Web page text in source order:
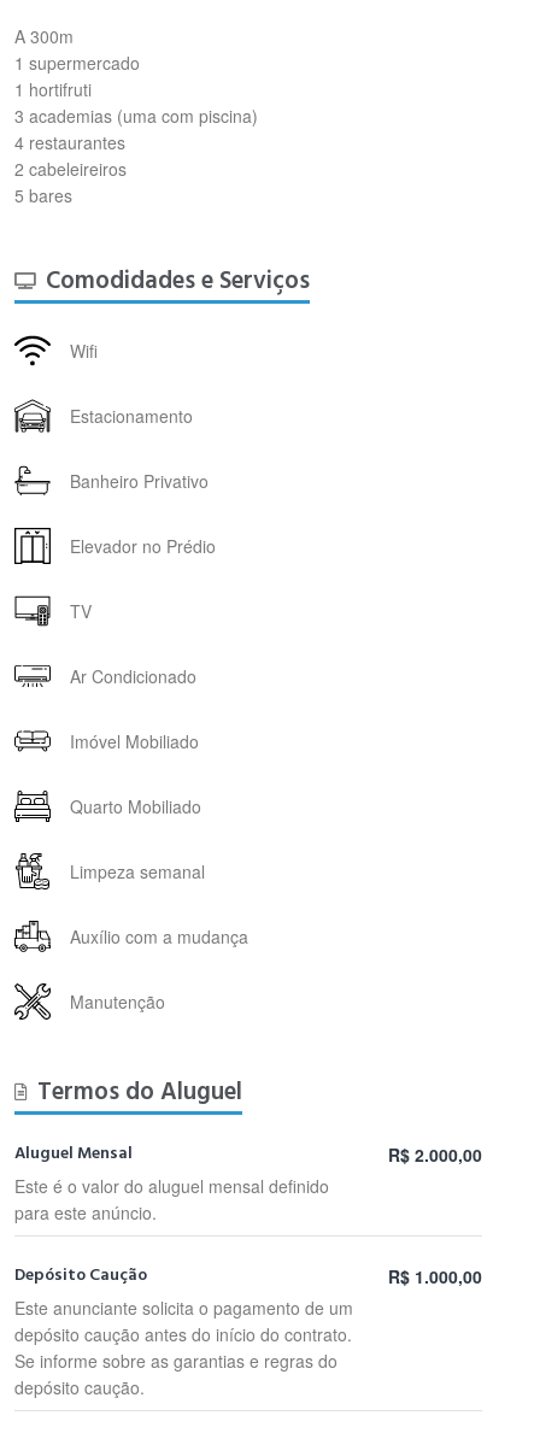
A 300m
1 supermercado
1 hortifruti
3 academias (uma com piscina)
4 restaurantes
2 cabeleireiros
5 bares
Comodidades e Serviços
Wifi
Estacionamento
Banheiro Privativo
Elevador no Prédio
TV
Ar Condicionado
Imóvel Mobiliado
Quarto Mobiliado
Limpeza semanal
Auxílio com a mudança
Manutenção
Termos do Aluguel
Aluguel Mensal
Este é o valor do aluguel mensal definido
para este anúncio.
R$ 2.000,00
Depósito Caução
Este anunciante solicita o pagamento de um
depósito caução antes do início do contrato.
Se informe sobre as garantias e regras do
depósito caução.
R$ 1.000,00